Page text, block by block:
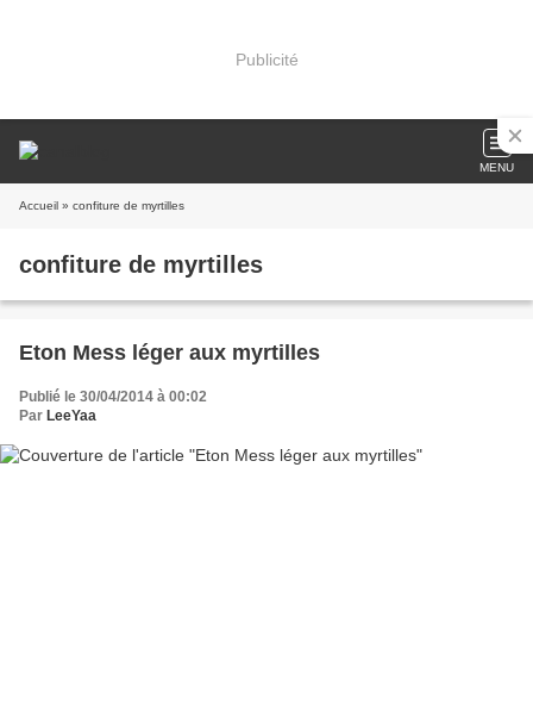
Publicité
MENU
Accueil » confiture de myrtilles
confiture de myrtilles
Eton Mess léger aux myrtilles
Publié le 30/04/2014 à 00:02
Par LeeYaa